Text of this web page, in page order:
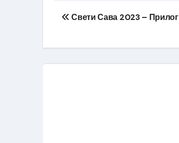
Кретање
Свети Сава 2023 – Прилог